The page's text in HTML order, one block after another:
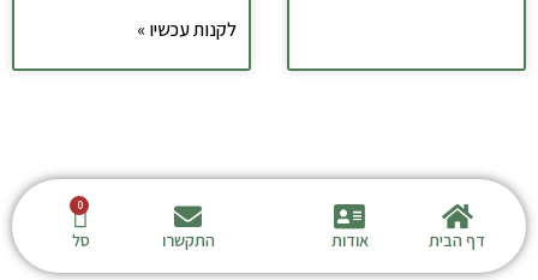
לקנות עכשיו »
דף הבית אודות התקשרו סל